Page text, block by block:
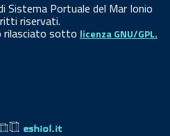
Portuale del Mar Ionio
riservati.
rilasciato sotto licenza GNU/GPL.
eshiol.it